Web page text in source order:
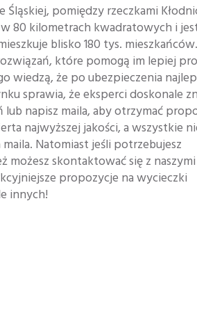
pomiędzy rzeczkami
80 kilometrach kwadratowych i
blisko 180 tys. mieszkańców.
które pomogą im lepiej
wiedzą, że po ubezpieczenia
sprawia, że eksperci doskonale
napisz maila, aby otrzymać
najwyższej jakości, a wszystkie
Natomiast jeśli potrzebujesz
możesz skontaktować się z naszymi
propozycje na wycieczki
innych!